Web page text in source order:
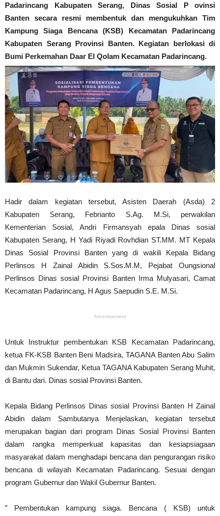
Padarincang Kabupaten Serang, Dinas Sosial P ovinsi
Banten secara resmi membentuk dan mengukuhkan Tim
Kampung Siaga Bencana (KSB) Kecamatan Padarincang
Kabupaten Serang Provinsi Banten. Kegiatan berlokasi di
Bumi Perkemahan Daar El Qolam Kecamatan Padarincang.
Hadir dalam kegiatan tersebut, Asisten Daerah (Asda) 2
Kabupaten Serang, Febrianto S.Ag. M.Si, perwakilan
Kementerian Sosial, Andri Firmansyah epala Dinas sosial
Kabupaten Serang, H Yadi Riyadi Rovhdian ST.MM. MT Kepala
Dinas Sosial Provinsi Banten yang di wakili Kepala Bidang
Perlinsos H Zainal Abidin S.Sos.M.M, Pejabat Oungsional
Perlinsos Dinas sosial Provinsi Banten Irma Mulyasari, Camat
Kecamatan Padarincang, H Agus Saepudin S.E. M.Si.
Advertisement
Untuk Instruktur pembentukan KSB Kecamatan Padarincang,
ketua FK-KSB Banten Beni Madsira, TAGANA Banten Abu Salim
dan Mukmin Sukendar, Ketua TAGANA Kabupaten Serang Muhit,
di Bantu dari. Dinas sosial Provinsi Banten.
Kepala Bidang Perlinsos Dinas sosial Provinsi Banten H Zainal
Abidin dalam Sambutanya Menjelaskan, kegiatan tersebut
merupakan bagian dari program Dinas Sosial Provinsi Banten
dalam rangka memperkuat kapasitas dan kesiapsiagaan
masyarakat dalam menghadapi bencana dan pengurangan risiko
bencana di wilayah Kecamatan Padarincang. Sesuai dengan
program Gubernur dan Wakil Gubernur Banten.
” Pembentukan kampung siaga. Bencana ( KSB) untuk